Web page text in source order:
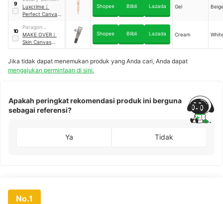
9
Indonesia
Luxcrime ｜
Perfect Canvas
Poreless Primer
Shopee Blibli Lazada Gel
10
Paragon
Technology and
Innovation
MAKE OVER ｜
Skin Canvas
Priming
Shopee Blibli Lazada Cream
Jika tidak dapat menemukan produk yang Anda cari, Anda dapat
mengajukan permintaan di sini.
Apakah peringkat rekomendasi produk ini berguna
sebagai referensi?
Ya Tidak
No.1